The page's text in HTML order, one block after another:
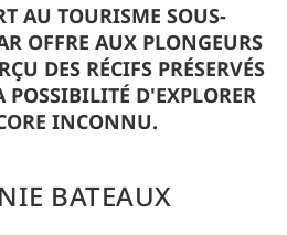
AU TOURISME SOUS-
OFFRE AUX PLONGEURS
DES RÉCIFS PRÉSERVÉS
POSSIBILITÉ D'EXPLORER
INCONNU.
BATEAUX